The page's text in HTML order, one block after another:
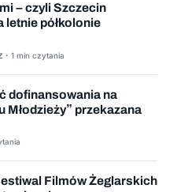
– czyli Szczecin
letnie półkolonie
· 1 min czytania
dofinansowania na
Młodzieży” przekazana
Filmów Żeglarskich